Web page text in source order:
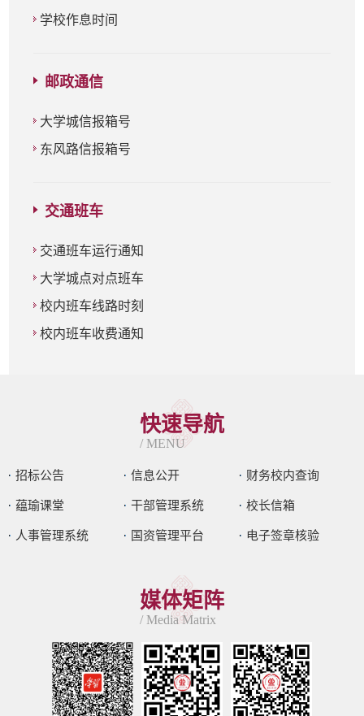
学校作息时间
邮政通信
大学城信报箱号
东风路信报箱号
交通班车
交通班车运行通知
大学城点对点班车
校内班车线路时刻
校内班车收费通知
快速导航
/ MENU
招标公告 信息公开 财务校内查询
蕴瑜课堂 干部管理系统 校长信箱
人事管理系统 国资管理平台 电子签章核验
媒体矩阵
/ Media Matrix